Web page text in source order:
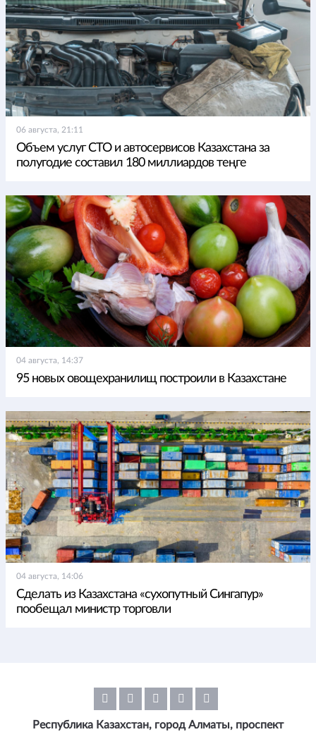
06 августа, 21:11
Объем услуг СТО и автосервисов Казахстана за
полугодие составил 180 миллиардов теңге
04 августа, 14:37
95 новых овощехранилищ построили в Казахстане
04 августа, 14:06
Сделать из Казахстана «сухопутный Сингапур»
пообещал министр торговли
Республика Казахстан, город Алматы, проспект